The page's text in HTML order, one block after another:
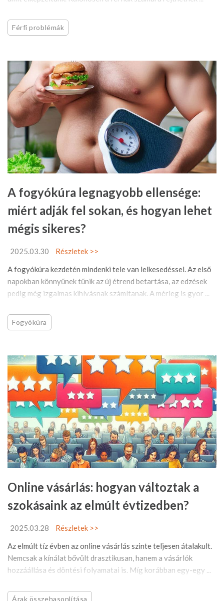
Férfi problémák
A fogyókúra legnagyobb ellensége:
miért adják fel sokan, és hogyan lehet
mégis sikeres?
2025.03.30
Részletek >>
A fogyókúra kezdetén mindenki tele van lelkesedéssel. Az első
napokban könnyűnek tűnik az új étrend betartása, az edzések
pedig még izgalmas kihívásnak számítanak. A mérleg is gyor ...
Fogyókúra
Online vásárlás: hogyan változtak a
szokásaink az elmúlt évtizedben?
2025.03.28
Részletek >>
Az elmúlt tíz évben az online vásárlás szinte teljesen átalakult.
Nemcsak a kínálat bővült drasztikusan, hanem a vásárlók
hozzáállása és döntési folyamatai is. Míg korábban egy-egy ...
Árak összehasonlítása